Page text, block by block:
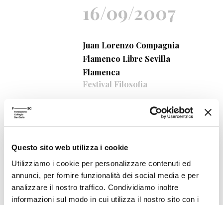
Questo sito web utilizza i cookie
Utilizziamo i cookie per personalizzare contenuti ed
annunci, per fornire funzionalità dei social media e per
analizzare il nostro traffico. Condividiamo inoltre
informazioni sul modo in cui utilizza il nostro sito con i
16/09/2007
Juan Lorenzo Compagnia
Flamenco Libre Sevilla
Flamenca
Festival Filosofia
16/09/2007
Remo Bodei
Festival Filosofia
16/09/2007